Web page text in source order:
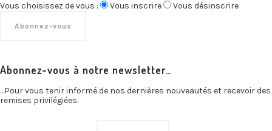
Vous choisissez de vous : Vous inscrire Vous désinscrire
Abonnez-vous à notre newsletter…
…Pour vous tenir informé de nos dernières nouveautés et recevoir des
remises privilégiées.